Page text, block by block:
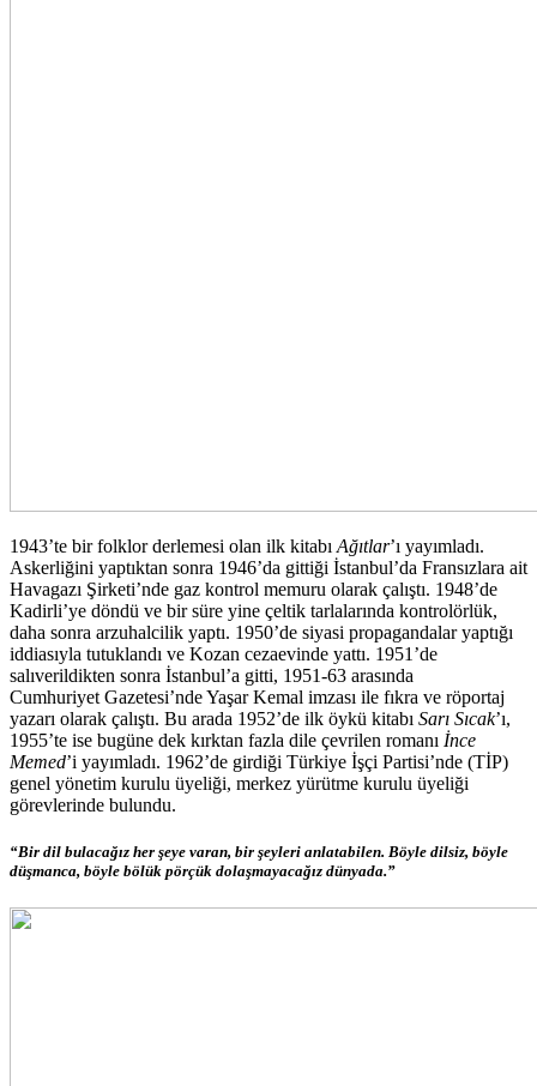
1943’te bir folklor derlemesi olan ilk kitabı Ağıtlar’ı yayımladı.
Askerliğini yaptıktan sonra 1946’da gittiği İstanbul’da Fransızlara ait
Havagazı Şirketi’nde gaz kontrol memuru olarak çalıştı. 1948’de
Kadirli’ye döndü ve bir süre yine çeltik tarlalarında kontrolörlük,
daha sonra arzuhalcilik yaptı. 1950’de siyasi propagandalar yaptığı
iddiasıyla tutuklandı ve Kozan cezaevinde yattı. 1951’de
salıverildikten sonra İstanbul’a gitti, 1951-63 arasında
Cumhuriyet Gazetesi’nde Yaşar Kemal imzası ile fıkra ve röportaj
yazarı olarak çalıştı. Bu arada 1952’de ilk öykü kitabı Sarı Sıcak’ı,
1955’te ise bugüne dek kırktan fazla dile çevrilen romanı İnce
Memed’i yayımladı. 1962’de girdiği Türkiye İşçi Partisi’nde (TİP)
genel yönetim kurulu üyeliği, merkez yürütme kurulu üyeliği
görevlerinde bulundu.
“Bir dil bulacağız her şeye varan, bir şeyleri anlatabilen. Böyle dilsiz, böyle
düşmanca, böyle bölük pörçük dolaşmayacağız dünyada.”